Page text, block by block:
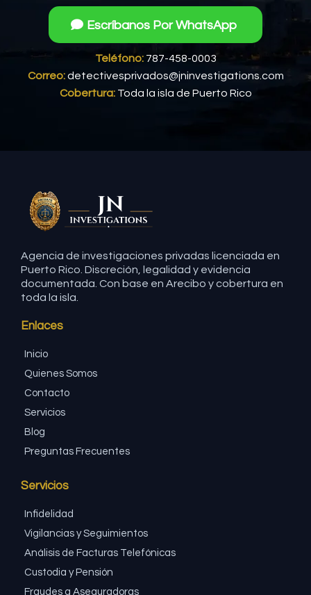
Escríbanos Por WhatsApp
Teléfono:787-458-0003
Correo: detectivesprivados@jninvestigations.com
Cobertura:Toda la isla de Puerto Rico
Agencia de investigaciones privadas licenciada en
Puerto Rico. Discreción, legalidad y evidencia
documentada. Con base en Arecibo y cobertura en
toda la isla.
Enlaces
Inicio
Quienes Somos
Contacto
Servicios
Blog
Preguntas Frecuentes
Servicios
Infidelidad
Vigilancias y Seguimientos
Análisis de Facturas Telefónicas
Custodia y Pensión
Fraudes a Aseguradoras